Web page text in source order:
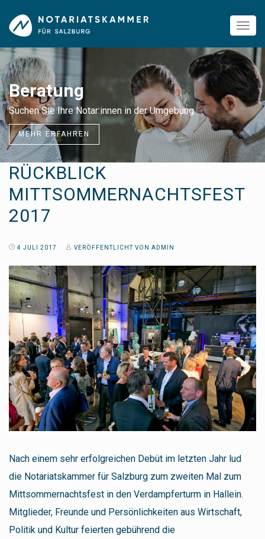
Umgebung
GmbH
Damit Sie sich rasch auf Ihr
können
MEHR ERFAHREN
RÜCKBLICK
MITTSOMMERNACHTSFEST
2017
4 JULI 2017 VERÖFFENTLICHT VON ADMIN
Nach einem sehr erfolgreichen Debüt im letzten Jahr lud
die Notariatskammer für Salzburg zum zweiten Mal zum
Mittsommernachtsfest in den Verdampferturm in Hallein.
Mitglieder, Freunde und Persönlichkeiten aus Wirtschaft,
Politik und Kultur feierten gebührend die